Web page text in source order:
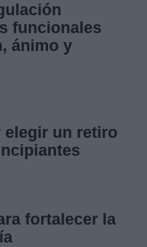
funcionales
ánimo y
elegir un retiro
fortalecer la